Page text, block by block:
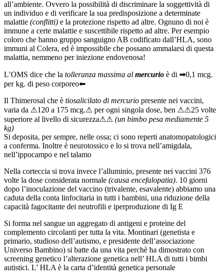
all’ambiente. Ovvero la possibilità di discriminare la soggettività di
un individuo e di verificare la sua predisposizione a determinate
malattie (conflitti) e la protezione rispetto ad altre. Ognuno di noi è
immune a certe malattie e suscettibile rispetto ad altre. Per esempio
coloro che hanno gruppo sanguigno AB codificato dall’HLA, sono
immuni al Colera, ed è impossibile che possano ammalarsi di questa
malattia, nemmeno per iniezione endovenosa!
L’OMS dice che la tolleranza massima al mercurio è di ➡0,1 mcg.
per kg. di peso corporeo⬅
Il Thimerosal che è tiosalicilato di mercurio presente nei vaccini,
varia da ⚠120 a 175 mcg.⚠ per ogni singola dose, ben ⚠⚠25 volte
superiore al livello di sicurezza⚠⚠ (un bimbo pesa mediamente 5
kg)
Si deposita, per sempre, nelle ossa; ci sono reperti anatomopatologici
a conferma. Inoltre è neurotossico e lo si trova nell’amigdala,
nell’ippocampo e nel talamo
Nella corteccia si trova invece l’alluminio, presente nei vaccini 376
volte la dose considerata normale (causa encefalopatia). 10 giorni
dopo l’inoculazione del vaccino (trivalente, esavalente) abbiamo una
caduta della conta linfocitaria in tutti i bambini, una riduzione della
capacità fagocitante dei neutrofili e iperproduzione di Ig E
Si forma nel sangue un aggregato di antigeni e proteine del
complemento circolanti per tutta la vita. Montinari (genetista e
primario, studioso dell’autismo, e presidente dell’associazione
Universo Bambino) si batte da una vita perchè ha dimostrato con
screening genetico l’alterazione genetica nell’ HLA di tutti i bimbi
autistici. L’ HLA è la carta d’identità genetica personale